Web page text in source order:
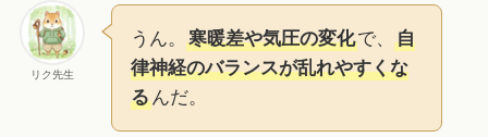
リク先生
うん。 寒暖差や気圧の変化で、
自
律神経のバランスが乱れやすくな
るんだ。